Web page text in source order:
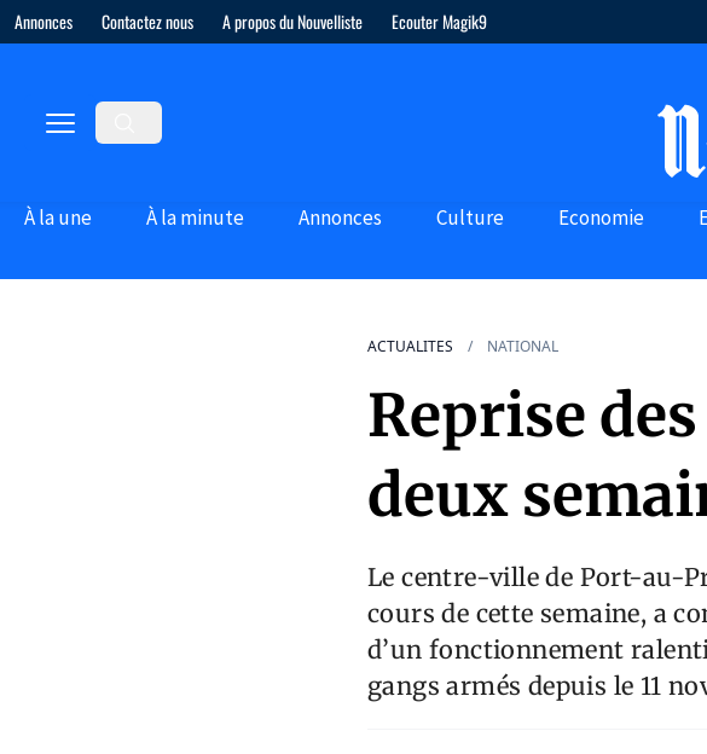
Annonces Contactez nous A propos du Nouvelliste Ecouter Magik9
À la une À la minute Annonces Culture Economie
ACTUALITES NATIONAL
Reprise
deux
Le centre-ville de Port-au-
cours de cette semaine, a
d’un fonctionnement
gangs armés depuis le 11